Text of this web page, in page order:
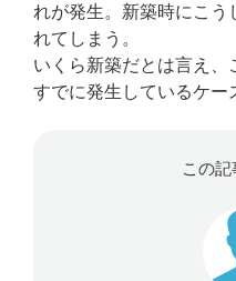
れが発生。新築時にこう
れてしまう。
いくら新築だとは言え
すでに発生しているケー
この